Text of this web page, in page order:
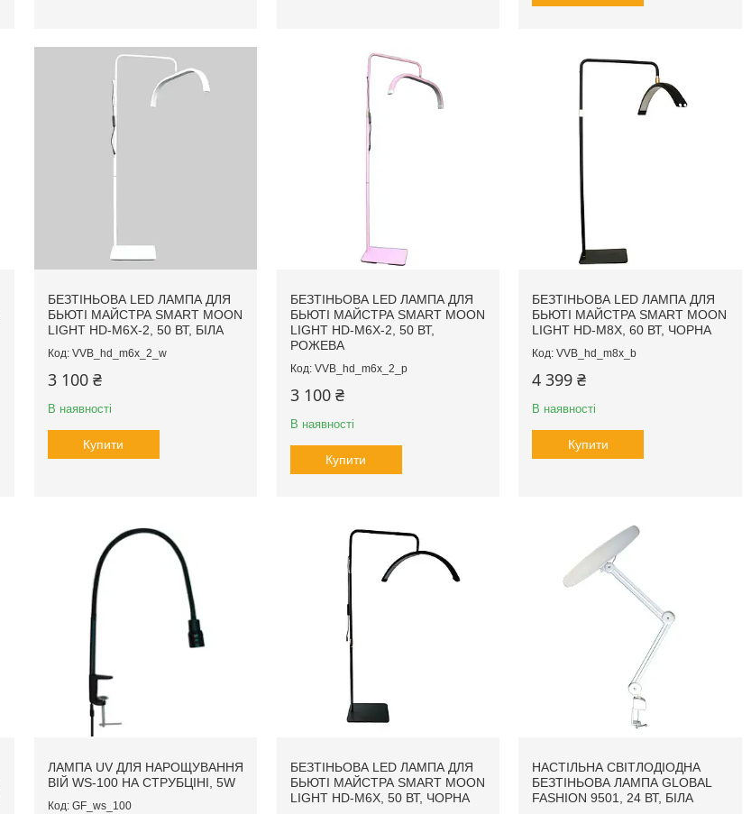
БЕЗТІНЬОВА LED ЛАМПА ДЛЯ
БЬЮТІ МАЙСТРА SMART MOON
LIGHT HD-M6X-2, 50 ВТ, БІЛА
VVB_hd_m6x_2_w
3 100 ₴
В наявності
Купити
БЕЗТІНЬОВА LED ЛАМПА ДЛЯ
БЬЮТІ МАЙСТРА SMART MOON
LIGHT HD-M6X-2, 50 ВТ,
РОЖЕВА
VVB_hd_m6x_2_p
3 100 ₴
В наявності
Купити
БЕЗТІНЬОВА LED ЛАМПА ДЛЯ
БЬЮТІ МАЙСТРА SMART MOON
LIGHT HD-M8X, 60 ВТ, ЧОРНА
VVB_hd_m8x_b
4 399 ₴
В наявності
Купити
ЛАМПА UV ДЛЯ НАРОЩУВАННЯ
ВІЙ WS-100 НА СТРУБЦІНІ, 5W
GF_ws_100
БЕЗТІНЬОВА LED ЛАМПА ДЛЯ
БЬЮТІ МАЙСТРА SMART MOON
LIGHT HD-M6X, 50 ВТ, ЧОРНА
НАСТІЛЬНА СВІТЛОДІОДНА
БЕЗТІНЬОВА ЛАМПА GLOBAL
FASHION 9501, 24 ВТ, БІЛА